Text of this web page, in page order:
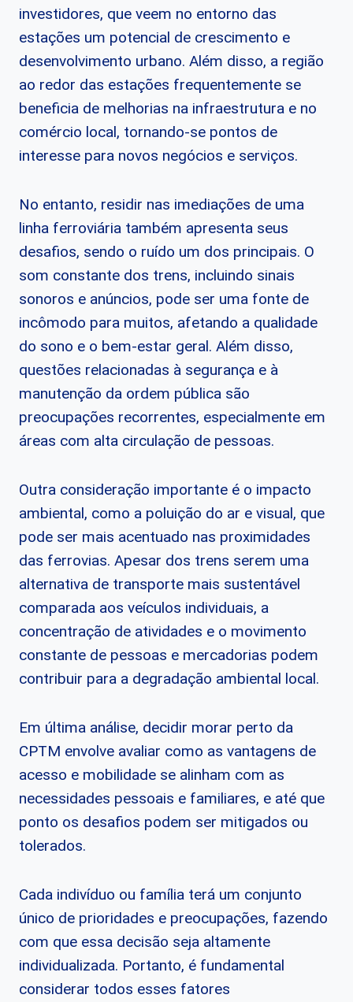
investidores, que veem no entorno das
estações um potencial de crescimento e
desenvolvimento urbano. Além disso, a região
ao redor das estações frequentemente se
beneficia de melhorias na infraestrutura e no
comércio local, tornando-se pontos de
interesse para novos negócios e serviços.
No entanto, residir nas imediações de uma
linha ferroviária também apresenta seus
desafios, sendo o ruído um dos principais. O
som constante dos trens, incluindo sinais
sonoros e anúncios, pode ser uma fonte de
incômodo para muitos, afetando a qualidade
do sono e o bem-estar geral. Além disso,
questões relacionadas à segurança e à
manutenção da ordem pública são
preocupações recorrentes, especialmente em
áreas com alta circulação de pessoas.
Outra consideração importante é o impacto
ambiental, como a poluição do ar e visual, que
pode ser mais acentuado nas proximidades
das ferrovias. Apesar dos trens serem uma
alternativa de transporte mais sustentável
comparada aos veículos individuais, a
concentração de atividades e o movimento
constante de pessoas e mercadorias podem
contribuir para a degradação ambiental local.
Em última análise, decidir morar perto da
CPTM envolve avaliar como as vantagens de
acesso e mobilidade se alinham com as
necessidades pessoais e familiares, e até que
ponto os desafios podem ser mitigados ou
tolerados.
Cada indivíduo ou família terá um conjunto
único de prioridades e preocupações, fazendo
com que essa decisão seja altamente
individualizada. Portanto, é fundamental
considerar todos esses fatores